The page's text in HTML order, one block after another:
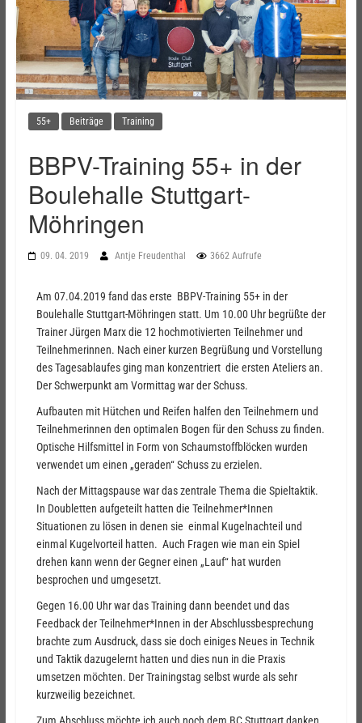
55+ Beiträge Training
BBPV-Training 55+ in der
Boulehalle Stuttgart-
Möhringen
09. 04. 2019 Antje Freudenthal 3662 Aufrufe
Am 07.04.2019 fand das erste BBPV-Training 55+ in der
Boulehalle Stuttgart-Möhringen statt. Um 10.00 Uhr begrüßte der
Trainer Jürgen Marx die 12 hochmotivierten Teilnehmer und
Teilnehmerinnen. Nach einer kurzen Begrüßung und Vorstellung
des Tagesablaufes ging man konzentriert die ersten Ateliers an.
Der Schwerpunkt am Vormittag war der Schuss.
Aufbauten mit Hütchen und Reifen halfen den Teilnehmern und
Teilnehmerinnen den optimalen Bogen für den Schuss zu finden.
Optische Hilfsmittel in Form von Schaumstoffblöcken wurden
verwendet um einen „geraden“ Schuss zu erzielen.
Nach der Mittagspause war das zentrale Thema die Spieltaktik.
In Doubletten aufgeteilt hatten die Teilnehmer*Innen
Situationen zu lösen in denen sie einmal Kugelnachteil und
einmal Kugelvorteil hatten. Auch Fragen wie man ein Spiel
drehen kann wenn der Gegner einen „Lauf“ hat wurden
besprochen und umgesetzt.
Gegen 16.00 Uhr war das Training dann beendet und das
Feedback der Teilnehmer*Innen in der Abschlussbesprechung
brachte zum Ausdruck, dass sie doch einiges Neues in Technik
und Taktik dazugelernt hatten und dies nun in die Praxis
umsetzen möchten. Der Trainingstag selbst wurde als sehr
kurzweilig bezeichnet.